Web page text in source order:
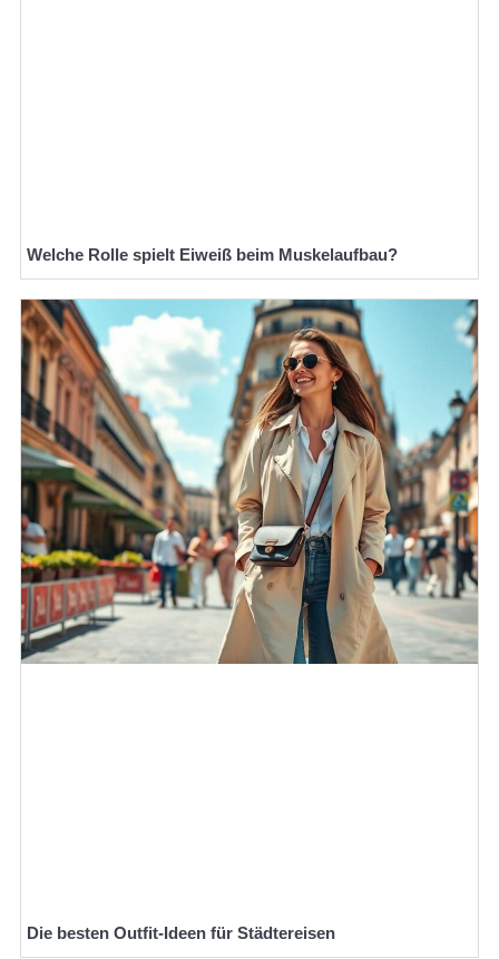
Welche Rolle spielt Eiweiß beim Muskelaufbau?
Die besten Outfit-Ideen für Städtereisen